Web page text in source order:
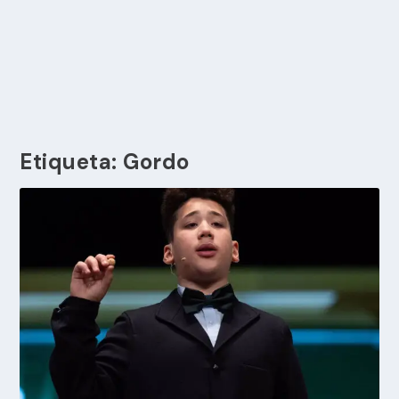
Etiqueta: Gordo